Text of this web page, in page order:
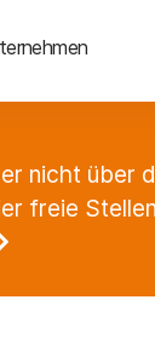
nicht über
freie